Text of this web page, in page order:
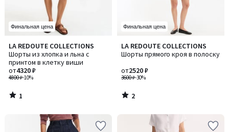
Финальная цена
LA REDOUTE COLLECTIONS
Шорты из хлопка и льна с
принтом в клетку виши
4800 ₽-10%
от4320 ₽
1
/
5
1
/
Финальная цена
LA REDOUTE COLLECTIONS
Шорты прямого кроя в полоску
3600 ₽-30%
от2520 ₽
2
/
2
/